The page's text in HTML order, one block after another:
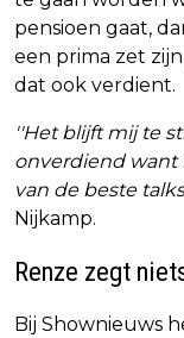
pensioen gaat,
een prima zet
dat ook verdient.
''Het blijft mij te
onverdiend want
van de beste
Nijkamp.
Renze zegt
Bij Shownieuws